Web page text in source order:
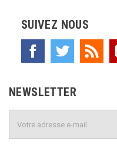
SUIVEZ NOUS
Facebook Twitter Rss
NEWSLETTER